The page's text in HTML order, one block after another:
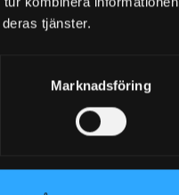
tjänster.
Marknadsföring